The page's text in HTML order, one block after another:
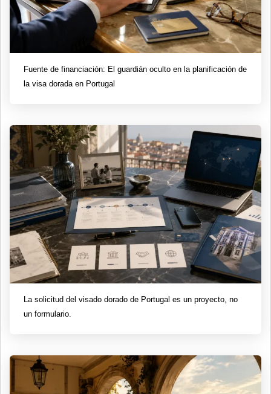
Fuente de financiación: El guardián oculto en la planificación de
la visa dorada en Portugal
La solicitud del visado dorado de Portugal es un proyecto, no
un formulario.